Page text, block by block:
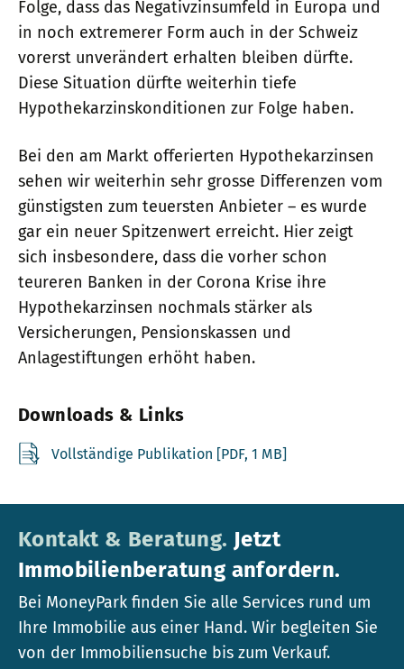
Folge, dass das Negativzinsumfeld in Europa und
in noch extremerer Form auch in der Schweiz
vorerst unverändert erhalten bleiben dürfte.
Diese Situation dürfte weiterhin tiefe
Hypothekarzinskonditionen zur Folge haben.
Bei den am Markt offerierten Hypothekarzinsen
sehen wir weiterhin sehr grosse Differenzen vom
günstigsten zum teuersten Anbieter – es wurde
gar ein neuer Spitzenwert erreicht. Hier zeigt
sich insbesondere, dass die vorher schon
teureren Banken in der Corona Krise ihre
Hypothekarzinsen nochmals stärker als
Versicherungen, Pensionskassen und
Anlagestiftungen erhöht haben.
Downloads & Links
Vollständige Publikation [PDF, 1 MB]
Kontakt & Beratung. Jetzt
Immobilienberatung anfordern.
Bei MoneyPark finden Sie alle Services rund um
Ihre Immobilie aus einer Hand. Wir begleiten Sie
von der Immobiliensuche bis zum Verkauf.